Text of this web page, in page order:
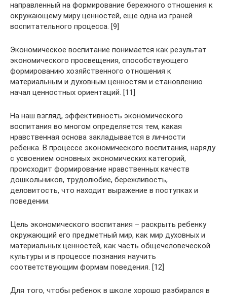
направленный на формирование бережного отношения к
окружающему миру ценностей, еще одна из граней
воспитательного процесса. [9]
Экономическое воспитание понимается как результат
экономического просвещения, способствующего
формированию хозяйственного отношения к
материальным и духовным ценностям и становлению
начал ценностных ориентаций. [11]
На наш взгляд, эффективность экономического
воспитания во многом определяется тем, какая
нравственная основа закладывается в личности
ребенка. В процессе экономического воспитания, наряду
с усвоением основных экономических категорий,
происходит формирование нравственных качеств
дошкольников, трудолюбие, бережливость,
деловитость, что находит выражение в поступках и
поведении.
Цель экономического воспитания – раскрыть ребенку
окружающий его предметный мир, как мир духовных и
материальных ценностей, как часть общечеловеческой
культуры и в процессе познания научить
соответствующим формам поведения. [12]
Для того, чтобы ребенок в школе хорошо разбирался в